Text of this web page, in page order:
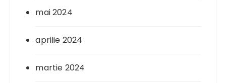
mai 2024
aprilie 2024
martie 2024